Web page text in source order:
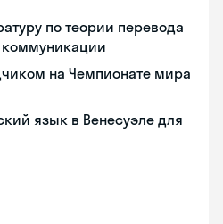
по теории перевода
на Чемпионате мира
язык в Венесуэле для